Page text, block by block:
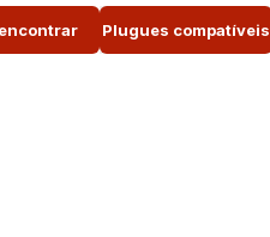
Plugues compatíveis